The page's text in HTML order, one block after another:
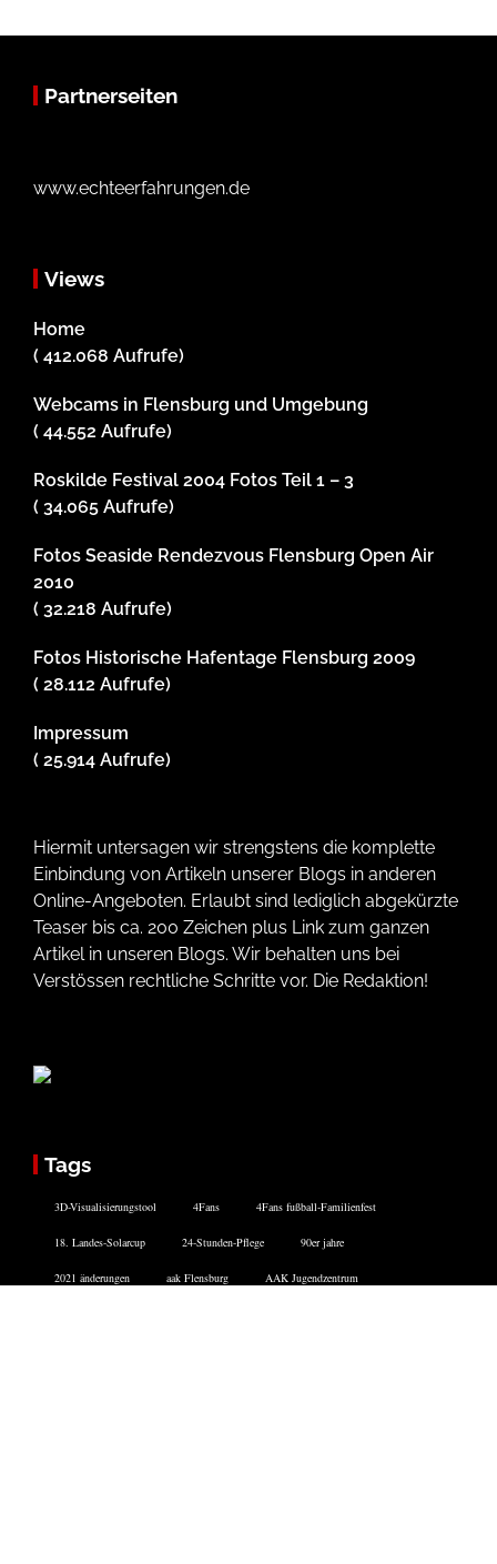
Partnerseiten
www.echteerfahrungen.de
Views
Home
( 412.068 Aufrufe)
Webcams in Flensburg und Umgebung
( 44.552 Aufrufe)
Roskilde Festival 2004 Fotos Teil 1 – 3
( 34.065 Aufrufe)
Fotos Seaside Rendezvous Flensburg Open Air
2010
( 32.218 Aufrufe)
Fotos Historische Hafentage Flensburg 2009
( 28.112 Aufrufe)
Impressum
( 25.914 Aufrufe)
Hiermit untersagen wir strengstens die komplette
Einbindung von Artikeln unserer Blogs in anderen
Online-Angeboten. Erlaubt sind lediglich abgekürzte
Teaser bis ca. 200 Zeichen plus Link zum ganzen
Artikel in unseren Blogs. Wir behalten uns bei
Verstössen rechtliche Schritte vor. Die Redaktion!
Tags
3D-Visualisierungstool 4Fans 4Fans fußball-Familienfest
18. Landes-Solarcup 24-Stunden-Pflege 90er jahre
2021 änderungen aak Flensburg AAK Jugendzentrum